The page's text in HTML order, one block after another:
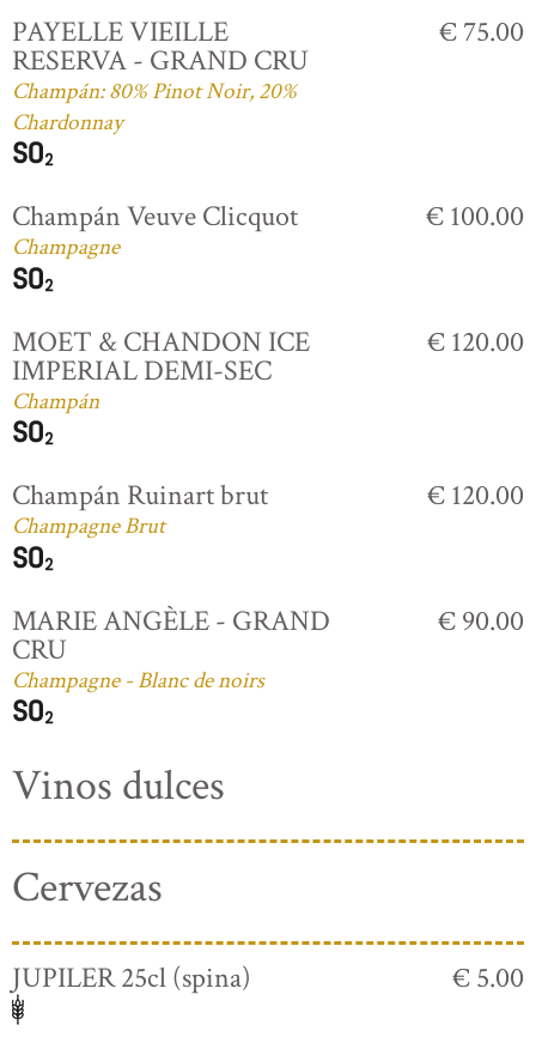
PAYELLE VIEILLE
RESERVA - GRAND CRU
Champán: 80% Pinot Noir, 20%
Chardonnay
€ 75.00
Champán Veuve Clicquot
Champagne
€ 100.00
MOET & CHANDON ICE
IMPERIAL DEMI-SEC
Champán
€ 120.00
Champán Ruinart brut
Champagne Brut
€ 120.00
MARIE ANGÈLE - GRAND
CRU
Champagne - Blanc de noirs
€ 90.00
Vinos dulces
Cervezas
JUPILER 25cl (spina) € 5.00